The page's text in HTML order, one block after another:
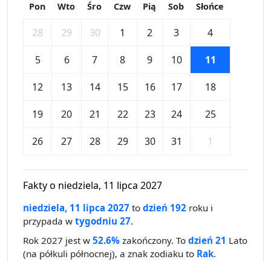
Pon Wto Śro Czw Pią Sob Słońce
28 29 30 1 2 3 4
5 6 7 8 9 10 11
12 13 14 15 16 17 18
19 20 21 22 23 24 25
26 27 28 29 30 31 1
Fakty o niedziela, 11 lipca 2027
niedziela, 11 lipca 2027 to dzień 192 roku i
przypada w tygodniu 27.
Rok 2027 jest w 52.6% zakończony. To dzień 21 Lato
(na półkuli północnej), a znak zodiaku to Rak.